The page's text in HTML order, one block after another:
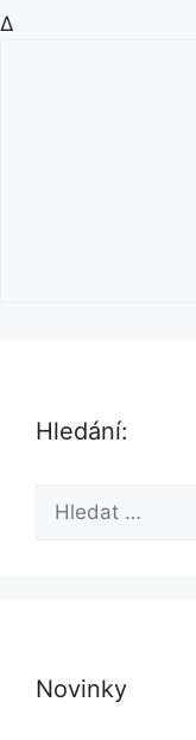
Δ
Hledání:
:Novinky